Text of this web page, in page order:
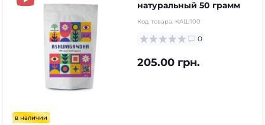
в наличии
натуральный 50 грамм
Код товара: КАШ100
0
205.00 грн.